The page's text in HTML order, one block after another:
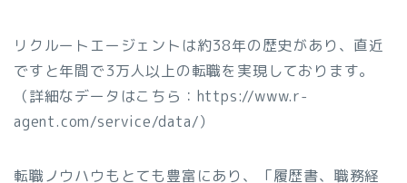
リクルートエージェントは約38年の歴史があり、直近
ですと年間で3万人以上の転職を実現しております。
（詳細なデータはこちら：https://www.r-
agent.com/service/data/）
転職ノウハウもとても豊富にあり、「履歴書、職務経